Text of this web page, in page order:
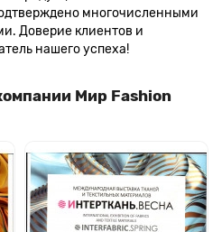
многочисленными
Доверие клиентов и
нашего успеха!
Мир Fashion